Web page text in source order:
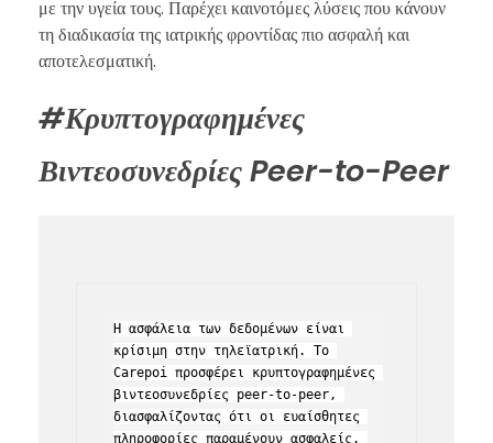
με την υγεία τους. Παρέχει καινοτόμες λύσεις που κάνουν
τη διαδικασία της ιατρικής φροντίδας πιο ασφαλή και
αποτελεσματική.
#Κρυπτογραφημένες
Βιντεοσυνεδρίες Peer-to-Peer
Η ασφάλεια των δεδομένων είναι
κρίσιμη στην τηλεϊατρική. Το
Carepoi προσφέρει κρυπτογραφημένες
βιντεοσυνεδρίες peer-to-peer,
διασφαλίζοντας ότι οι ευαίσθητες
πληροφορίες παραμένουν ασφαλείς.